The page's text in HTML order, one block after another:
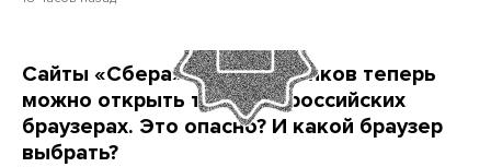
Сайты «Сбера» и других банков теперь
можно открыть только в российских
браузерах. Это опасно? И какой браузер
выбрать?